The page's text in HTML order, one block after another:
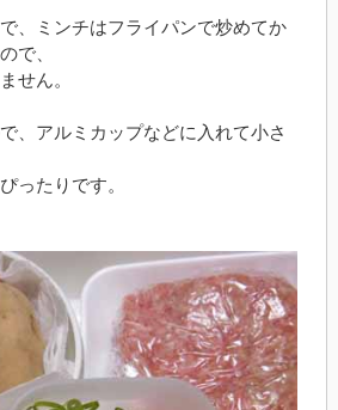
、ミンチはフライパンで炒めてか
で、
せん。
、アルミカップなどに入れて小さ
ったりです。